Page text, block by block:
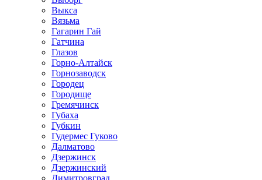
Выкса
Вязьма
Гагарин Гай
Гатчина
Глазов
Горно-Алтайск
Горнозаводск
Городец
Городище
Гремячинск
Губаха
Губкин
Гудермес Гуково
Далматово
Дзержинск
Дзержинский
Димитровград